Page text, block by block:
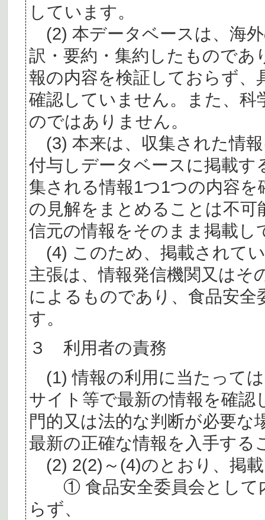
しています。
(2) 本データベースは、海
訳・要約・集約したものであ
報の内容を検証しておらず、
確認していません。また、
のではありません。
(3) 本来は、収集された情
付与しデータベースに掲載
集される情報1つ1つの内容
の見解をまとめることは不
信元の情報をそのまま掲載し
(4) このため、掲載されて
主張は、情報発信機関又はそ
によるものであり、食品安
す。
３ 利用者の責務
(1) 情報の利用に当たって
サイト等で最新の情報を確認
門的又は法的な判断が必要
最新の正確な情報を入手する
(2) 2(2)～(4)のとおり、掲
① 食品安全委員会として
らず、